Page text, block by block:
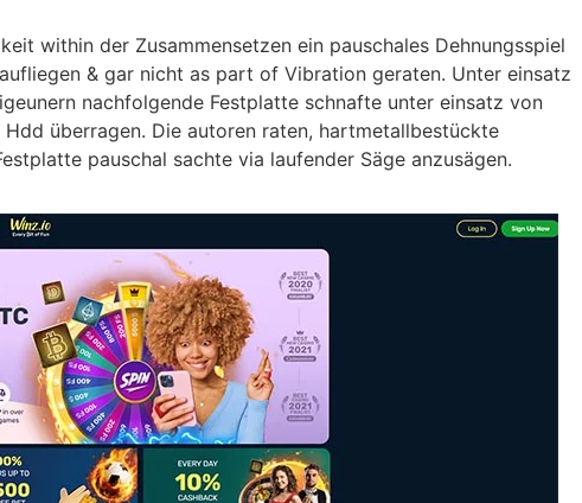
within der Zusammensetzen ein pauschales Dehnungsspiel
& gar nicht as part of Vibration geraten. Unter einsatz
nachfolgende Festplatte schnafte unter einsatz von
überragen. Die autoren raten, hartmetallbestückte
pauschal sachte via laufender Säge anzusägen.